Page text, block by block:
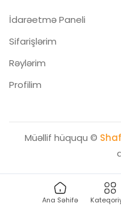
Ana Səhifə
İdarəetmə Paneli
Sifarişlərim
Rəylərim
Profilim
Müəllif hüququ ©